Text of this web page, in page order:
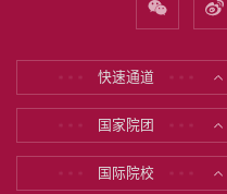
快速通道
国家院团
国际院校